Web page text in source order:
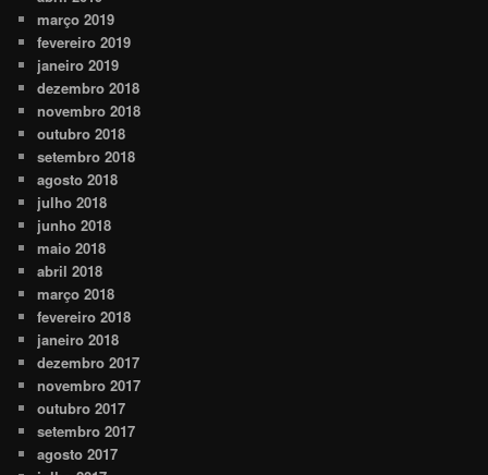
março 2019
fevereiro 2019
janeiro 2019
dezembro 2018
novembro 2018
outubro 2018
setembro 2018
agosto 2018
julho 2018
junho 2018
maio 2018
abril 2018
março 2018
fevereiro 2018
janeiro 2018
dezembro 2017
novembro 2017
outubro 2017
setembro 2017
agosto 2017